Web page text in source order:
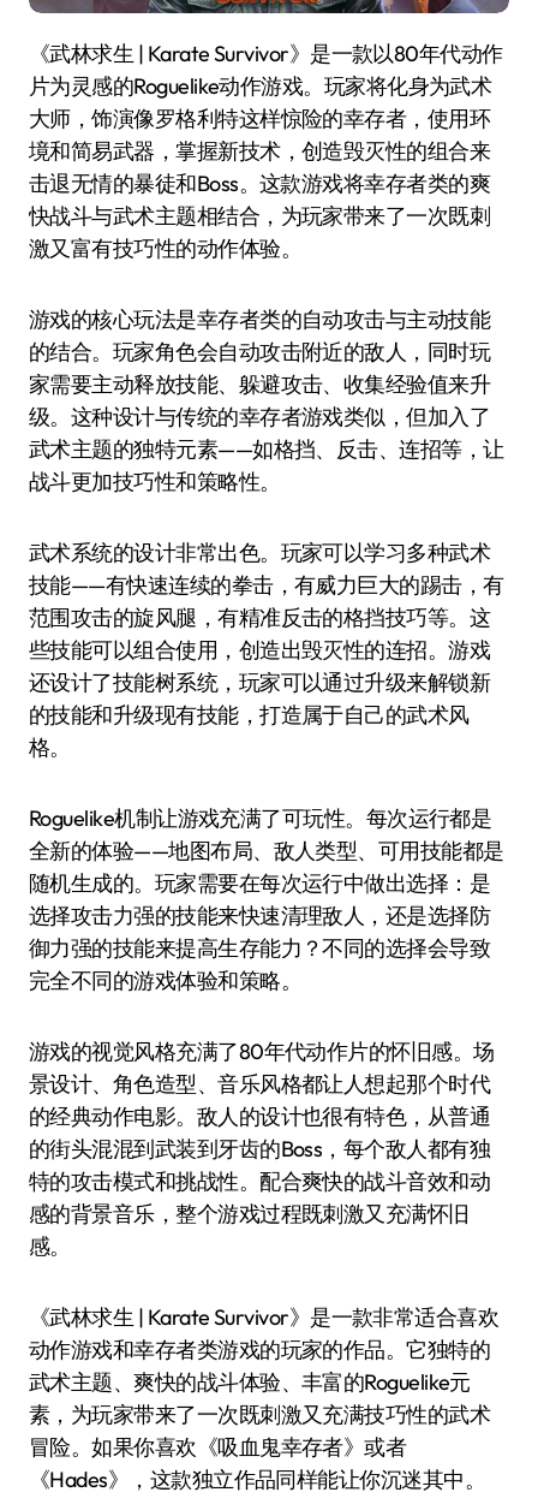
《武林求生 | Karate Survivor》是一款以80年代动作
片为灵感的Roguelike动作游戏。玩家将化身为武术
大师，饰演像罗格利特这样惊险的幸存者，使用环
境和简易武器，掌握新技术，创造毁灭性的组合来
击退无情的暴徒和Boss。这款游戏将幸存者类的爽
快战斗与武术主题相结合，为玩家带来了一次既刺
激又富有技巧性的动作体验。
游戏的核心玩法是幸存者类的自动攻击与主动技能
的结合。玩家角色会自动攻击附近的敌人，同时玩
家需要主动释放技能、躲避攻击、收集经验值来升
级。这种设计与传统的幸存者游戏类似，但加入了
武术主题的独特元素——如格挡、反击、连招等，让
战斗更加技巧性和策略性。
武术系统的设计非常出色。玩家可以学习多种武术
技能——有快速连续的拳击，有威力巨大的踢击，有
范围攻击的旋风腿，有精准反击的格挡技巧等。这
些技能可以组合使用，创造出毁灭性的连招。游戏
还设计了技能树系统，玩家可以通过升级来解锁新
的技能和升级现有技能，打造属于自己的武术风
格。
Roguelike机制让游戏充满了可玩性。每次运行都是
全新的体验——地图布局、敌人类型、可用技能都是
随机生成的。玩家需要在每次运行中做出选择：是
选择攻击力强的技能来快速清理敌人，还是选择防
御力强的技能来提高生存能力？不同的选择会导致
完全不同的游戏体验和策略。
游戏的视觉风格充满了80年代动作片的怀旧感。场
景设计、角色造型、音乐风格都让人想起那个时代
的经典动作电影。敌人的设计也很有特色，从普通
的街头混混到武装到牙齿的Boss，每个敌人都有独
特的攻击模式和挑战性。配合爽快的战斗音效和动
感的背景音乐，整个游戏过程既刺激又充满怀旧
感。
《武林求生 | Karate Survivor》是一款非常适合喜欢
动作游戏和幸存者类游戏的玩家的作品。它独特的
武术主题、爽快的战斗体验、丰富的Roguelike元
素，为玩家带来了一次既刺激又充满技巧性的武术
冒险。如果你喜欢《吸血鬼幸存者》或者
《Hades》，这款独立作品同样能让你沉迷其中。